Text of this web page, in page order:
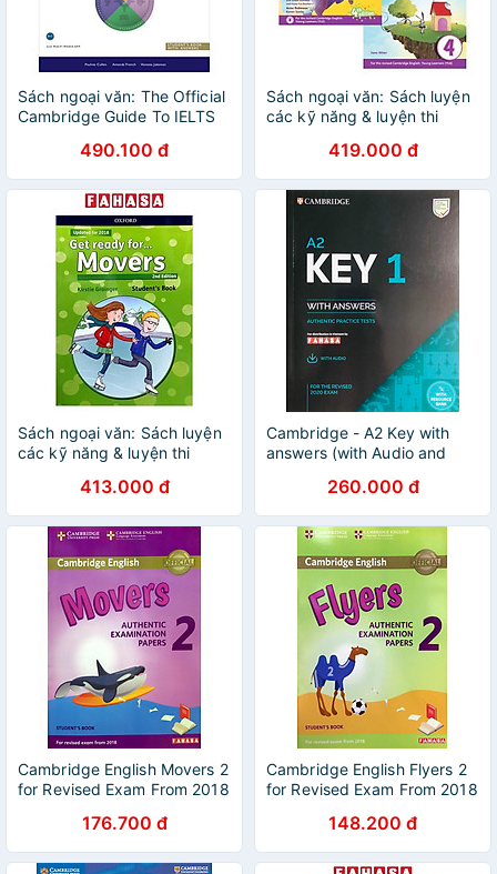
Sách ngoại văn: The Official
Cambridge Guide To IELTS
490.100 đ
Sách ngoại văn: Sách luyện
các kỹ năng & luyện thi
Movers and Flyers
419.000 đ
Sách ngoại văn: Sách luyện
các kỹ năng & luyện thi
Starters, Movers and Flyers
413.000 đ
Cambridge - A2 Key with
answers (with Audio and
260.000 đ
Cambridge English Movers 2
for Revised Exam From 2018
176.700 đ
Cambridge English Flyers 2
for Revised Exam From 2018
148.200 đ